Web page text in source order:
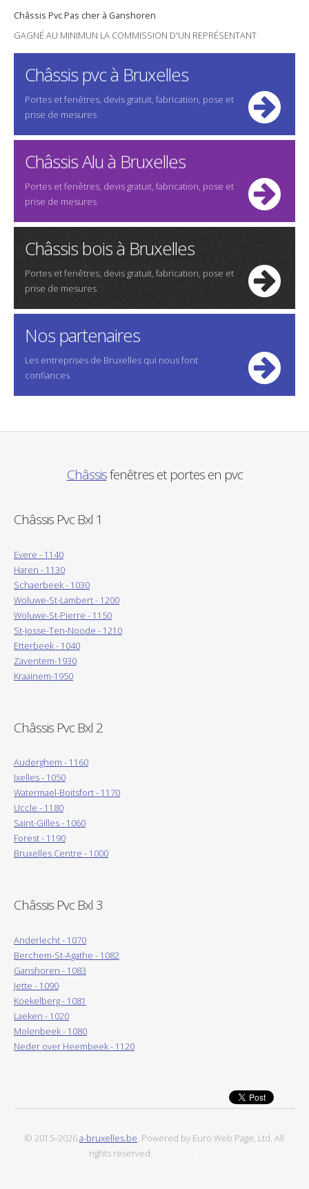
Châssis PvcPas cher à Ganshoren
GAGNÉ AU MINIMUN LA COMMISSION D'UN REPRÉSENTANT
Châssis pvc à Bruxelles
Portes et fenêtres, devis gratuit, fabrication, pose et
prise de mesures
Châssis Alu à Bruxelles
Portes et fenêtres, devis gratuit, fabrication, pose et
prise de mesures
Châssis bois à Bruxelles
Portes et fenêtres, devis gratuit, fabrication, pose et
prise de mesures
Nos partenaires
Les entreprises de Bruxelles qui nous font
confiances
Châssisfenêtres et portes en pvc
Châssis Pvc Bxl 1
Evere - 1140
Haren - 1130
Schaerbeek - 1030
Woluwe-St-Lambert - 1200
Woluwe-St-Pierre - 1150
St-Josse-Ten-Noode - 1210
Etterbeek - 1040
Zaventem-1930
Kraainem-1950
Châssis Pvc Bxl 2
Auderghem - 1160
Ixelles - 1050
Watermael-Boitsfort - 1170
Uccle - 1180
Saint-Gilles - 1060
Forest - 1190
Bruxelles Centre - 1000
Châssis Pvc Bxl 3
Anderlecht - 1070
Berchem-St-Agathe - 1082
Ganshoren - 1083
Jette - 1090
Koekelberg - 1081
Laeken - 1020
Molenbeek - 1080
Neder over Heembeek - 1120
© 2015–2026a-bruxelles.be. Powered by Euro Web Page, Ltd. All
rights reserved.